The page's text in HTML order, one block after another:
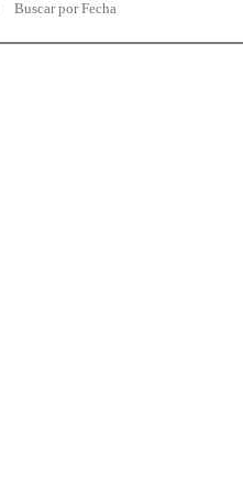
Buscar por Fecha